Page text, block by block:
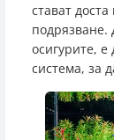
стават
подрязване.
осигурите, е
система, за